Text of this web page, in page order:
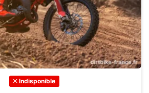
Indisponible